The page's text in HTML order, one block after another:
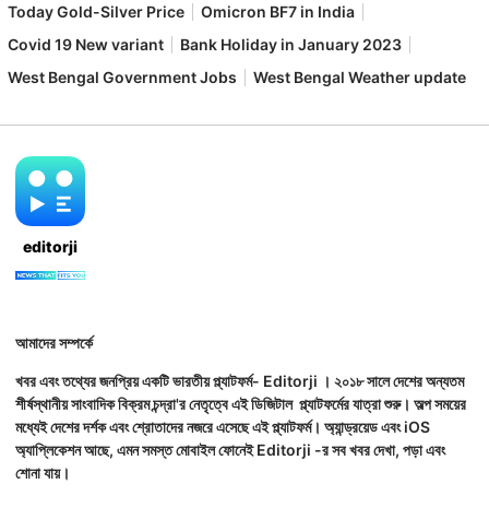
Today Gold-Silver Price
Omicron BF7 in India
Covid 19 New variant
Bank Holiday in January 2023
West Bengal Government Jobs
West Bengal Weather update
editorji
আমাদের সম্পর্কে
খবর এবং তথ্যের জনপ্রিয় একটি ভারতীয় প্ল্যাটফর্ম- Editorji । ২০১৮ সালে দেশের অন্যতম
শীর্ষস্থানীয় সাংবাদিক বিক্রম চন্দ্রা'র নেতৃত্বে এই ডিজিটাল প্ল্যাটফর্মের যাত্রা শুরু। অল্প সময়ের
মধ্যেই দেশের দর্শক এবং শ্রোতাদের নজরে এসেছে এই প্ল্যাটফর্ম। অ্যান্ড্রয়েড এবং iOS
অ্যাপ্লিকেশন আছে, এমন সমস্ত মোবাইল ফোনেই Editorji -র সব খবর দেখা, পড়া এবং
শোনা যায়।